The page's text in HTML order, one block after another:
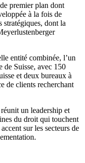
premier plan dont
à la fois de
stratégiques, dont la
entité combinée, l’un
de Suisse, avec 150
et deux bureaux à
de clients recherchant
un leadership et
du droit qui touchent
sur les secteurs de